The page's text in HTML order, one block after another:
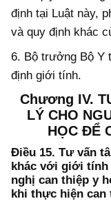
định tại Luật này,
và quy định khác
6. Bộ trưởng Bộ Y
định giới tính.
Chương IV.
LÝ CHO
HỌC ĐỂ
Điều 15. Tư vấn
khác với giới tính
nghị can thiệp y
khi thực hiện can